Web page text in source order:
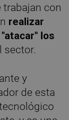
con
realizar
los
sector.
y
de esta